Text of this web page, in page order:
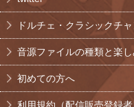
ドルチェ・クラシックチ
音源ファイルの種類と楽
初めての方へ